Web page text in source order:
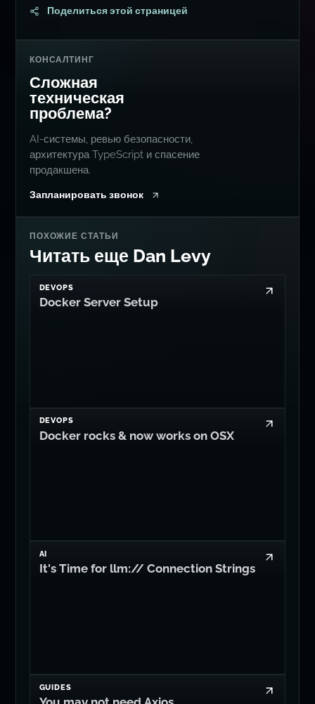
Поделиться этой страницей
КОНСАЛТИНГ
Сложная
техническая
проблема?
AI-системы, ревью безопасности,
архитектура TypeScript и спасение
продакшена.
Запланировать звонок
ПОХОЖИЕ СТАТЬИ
Читать еще Dan Levy
DEVOPS
Docker Server Setup
DEVOPS
Docker rocks & now works on OSX
AI
It's Time for llm:// Connection Strings
GUIDES